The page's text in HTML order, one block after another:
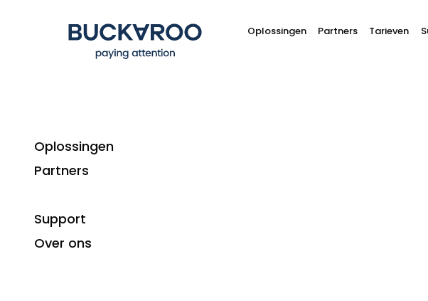
Oplossingen Partners Tarieven
Oplossingen
Partners
Support
Over ons
Buckaroo lanceert Pay